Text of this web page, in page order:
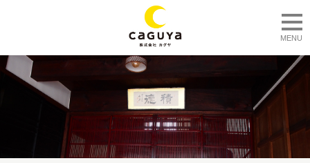
MENU